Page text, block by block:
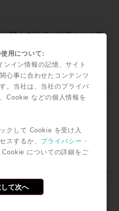
関する詳細は以下よりご覧
articles/ja/FAQ/End-of-
ユーザー様に向けてはS6
奨しています。ROCK ON
このAvidの新たなフラッグ
の実機をお試しいただくこと
をご使用の方はぜひ一度
わせください！ニーズに合
ただきます!!
用について:
イン情報の記憶、サイト
心事に合わせたコンテンツ
。当社は、当社のプライバ
Cookie などの個人情報を
クして Cookie を受け入
スするか、 プライバシー・
Cookie についての詳細をご
て次へ